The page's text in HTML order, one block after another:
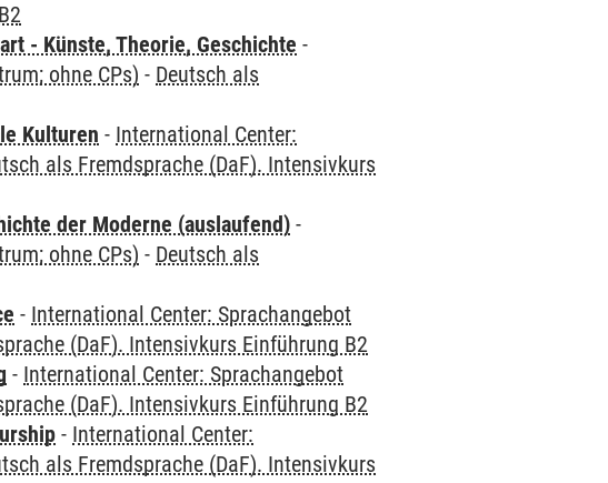
- Künste, Theorie, Geschichte -
ohne CPs) - Deutsch als
Kulturen - International Center:
als Fremdsprache (DaF). Intensivkurs
der Moderne (auslaufend) -
ohne CPs) - Deutsch als
- International Center: Sprachangebot
(DaF). Intensivkurs Einführung B2
- International Center: Sprachangebot
(DaF). Intensivkurs Einführung B2
- International Center:
als Fremdsprache (DaF). Intensivkurs